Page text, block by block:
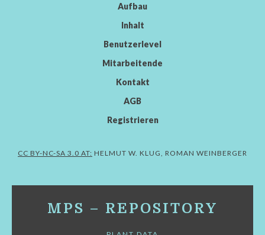
Aufbau
Inhalt
Benutzerlevel
Mitarbeitende
Kontakt
AGB
Registrieren
CC BY-NC-SA 3.0 AT: HELMUT W. KLUG, ROMAN WEINBERGER
MPS – REPOSITORY